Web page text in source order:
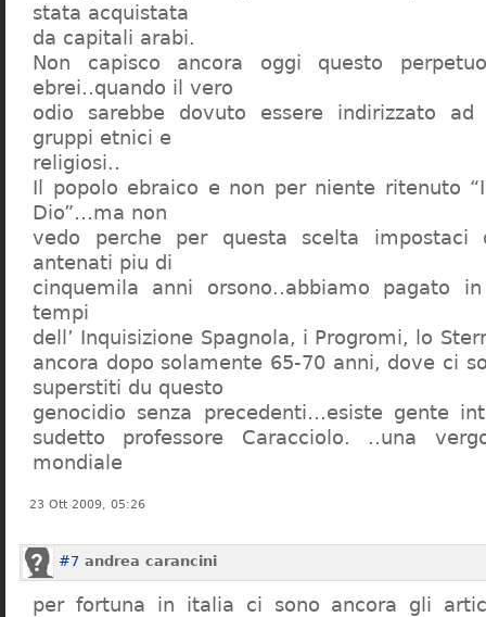
stata acquistata
da capitali arabi.
Non capisco ancora oggi questo
ebrei..quando il vero
odio sarebbe dovuto essere indirizzato
gruppi etnici e
religiosi..
Il popolo ebraico e non per niente ritenuto
Dio”…ma non
vedo perche per questa scelta
antenati piu di
cinquemila anni orsono..abbiamo pagato
tempi
dell’ Inquisizione Spagnola, i Progromi, lo
ancora dopo solamente 65-70 anni, dove ci
superstiti du questo
genocidio senza precedenti…esiste gente
sudetto professore Caracciolo. ..una
mondiale
23 Ott 2009, 05:26
#7 andrea carancini
per fortuna in italia ci sono ancora gli